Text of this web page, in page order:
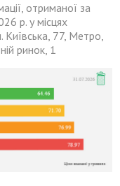
отриманої за
р. у місцях
77, Метро,
ринок, 1